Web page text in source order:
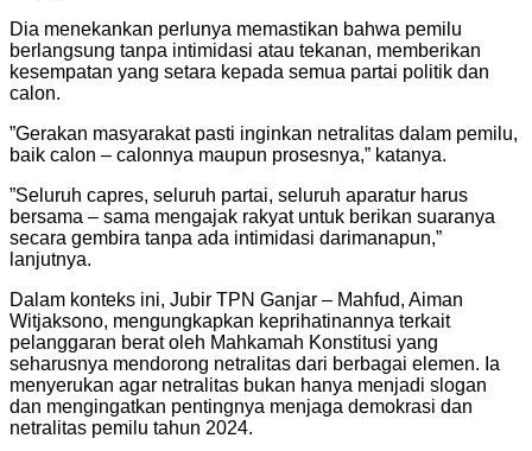
Dia menekankan perlunya memastikan bahwa pemilu
berlangsung tanpa intimidasi atau tekanan, memberikan
kesempatan yang setara kepada semua partai politik dan
calon.
”Gerakan masyarakat pasti inginkan netralitas dalam pemilu,
baik calon – calonnya maupun prosesnya,” katanya.
”Seluruh capres, seluruh partai, seluruh aparatur harus
bersama – sama mengajak rakyat untuk berikan suaranya
secara gembira tanpa ada intimidasi darimanapun,”
lanjutnya.
Dalam konteks ini, Jubir TPN Ganjar – Mahfud, Aiman
Witjaksono, mengungkapkan keprihatinannya terkait
pelanggaran berat oleh Mahkamah Konstitusi yang
seharusnya mendorong netralitas dari berbagai elemen. Ia
menyerukan agar netralitas bukan hanya menjadi slogan
dan mengingatkan pentingnya menjaga demokrasi dan
netralitas pemilu tahun 2024.